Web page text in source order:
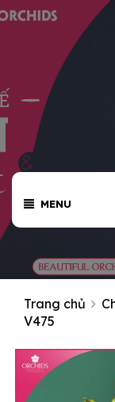
MENU
Trang chủ
V475